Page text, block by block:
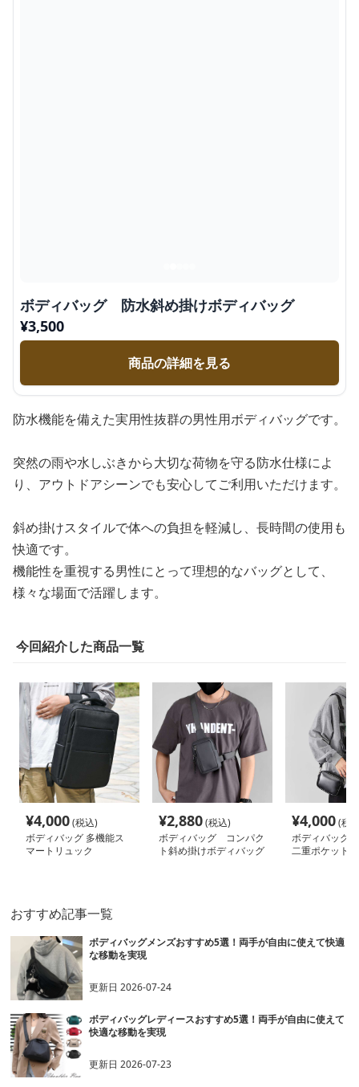
ボディバッグ 防水斜め掛けボディバッグ
¥3,500
商品の詳細を見る
防水機能を備えた実用性抜群の男性用ボディバッグです。
突然の雨や水しぶきから大切な荷物を守る防水仕様によ
り、アウトドアシーンでも安心してご利用いただけます。
斜め掛けスタイルで体への負担を軽減し、長時間の使用も
快適です。
機能性を重視する男性にとって理想的なバッグとして、
様々な場面で活躍します。
今回紹介した商品一覧
¥4,000(税込)
ボディバッグ 多機能ス
マートリュック
¥2,880(税込)
ボディバッグ コンパク
ト斜め掛けボディバッグ
¥4,000(税
ボディバッグ
二重ポケット
おすすめ記事一覧
ボディバッグメンズおすすめ5選！両手が自由に使えて快適
な移動を実現
更新日2026-07-24
ボディバッグレディースおすすめ5選！両手が自由に使えて
快適な移動を実現
更新日2026-07-23